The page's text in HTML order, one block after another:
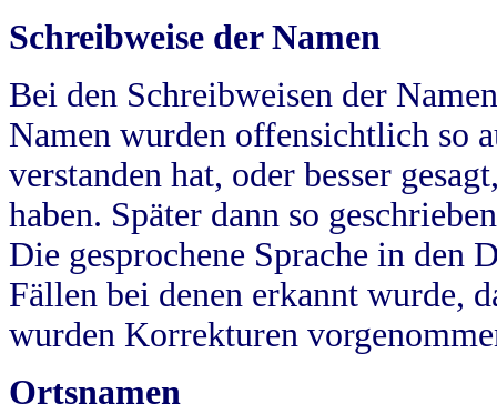
Schreibweise der Namen
Bei den Schreibweisen der
Namen wurden offensichtlich so
verstanden hat, oder besser
haben. Später dann so
Die gesprochene Sprache in
Fällen bei denen erkannt wurde,
wurden Korrekturen
Ortsnamen